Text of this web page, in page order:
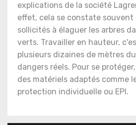
explications de la société
effet, cela se constate souvent
sollicités à élaguer les arbres
verts. Travailler en hauteur,
plusieurs dizaines de mètres
dangers réels. Pour se
des matériels adaptés comme
protection individuelle ou EPI.